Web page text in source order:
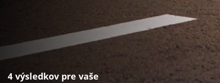
4 výsledkov pre vaše